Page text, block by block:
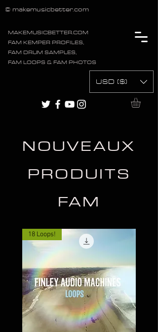
MAKEMUSICBETTER.COM
FAM KEMPER PROFILES,
FAM DRUM SAMPLES,
FAM LOOPS & FAM PHOTOS
© makemusicbetter.com
USD ($)
NOUVEAUX
PRODUITS
FAM
18 Loops!